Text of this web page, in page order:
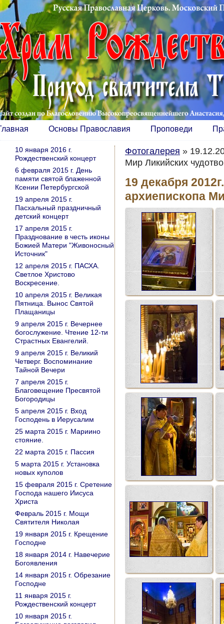
Основы Православия Проповеди
Фотогалерея »
Мир Ликийских
19 декабря
архиепископа
10 января 2016 г.
Рождественский концерт
6 февраля 2015 г. День
памяти святой блаженной
Ксении Петербургской
19 апреля 2015 г.
Пасхальный праздничный
детский концерт
17 апреля 2015 г.
Празднование в честь иконы
Божией Матери "Живоносный
Источник"
12 апреля 2015 г. ПАСХА.
Светлое Христово
Воскресение.
10 апреля 2015 г. Великая
Пятница. Вынос Святой
Плащаницы
9 апреля 2015 г. Вечернее
богослужение. Чтение 12-ти
Страстных Евангелий.
9 апреля 2015 г. Великий
Четверг. Воспоминание
Тайной Вечери
7 апреля 2015 г.
Благовещение Пресвятой
Богородицы
5 апреля 2015 г. Вход
Господень в Иерусалим
25 марта 2015 г. Мариино
стояние.
22 марта 2015 г. Пассия
5 марта 2015 г. Установка
новых куполов
15 февраля 2015 г. Сретение
Господа нашего Иисуса
Христа
Февраль 2015 г. Мощи
Святителя Николая
19 января 2015 г. Крещение
Господне
18 января 2014 г. Навечерие
Богоявления
14 января 2015 г. Обрезание
Господне
11 января 2015 г.
Рождественский концерт
10 января 2015 г.